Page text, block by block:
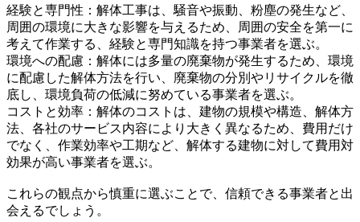
経験と専門性：解体工事は、騒音や振動、粉塵の発生など、
周囲の環境に大きな影響を与えるため、周囲の安全を第一に
考えて作業する、経験と専門知識を持つ事業者を選ぶ。
環境への配慮：解体には多量の廃棄物が発生するため、環境
に配慮した解体方法を行い、廃棄物の分別やリサイクルを徹
底し、環境負荷の低減に努めている事業者を選ぶ。
コストと効率：解体のコストは、建物の規模や構造、解体方
法、各社のサービス内容により大きく異なるため、費用だけ
でなく、作業効率や工期など、解体する建物に対して費用対
効果が高い事業者を選ぶ。
これらの観点から慎重に選ぶことで、信頼できる事業者と出
会えるでしょう。